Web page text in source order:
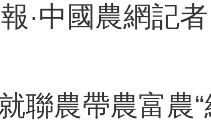
·中國農網記者